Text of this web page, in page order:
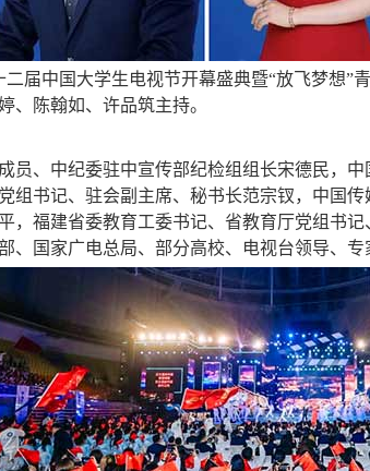
二届中国大学生电视节开幕盛典暨“放飞梦想”
、陈翰如、许品筑主持。
员、中纪委驻中宣传部纪检组组长宋德民，
组书记、驻会副主席、秘书长范宗钗，中国
，福建省委教育工委书记、省教育厅党组书
、国家广电总局、部分高校、电视台领导、专